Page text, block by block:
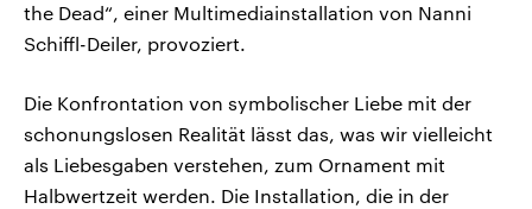
the Dead“, einer Multimediainstallation von Nanni
Schiffl-Deiler, provoziert.
Die Konfrontation von symbolischer Liebe mit der
schonungslosen Realität lässt das, was wir vielleicht
als Liebesgaben verstehen, zum Ornament mit
Halbwertzeit werden. Die Installation, die in der